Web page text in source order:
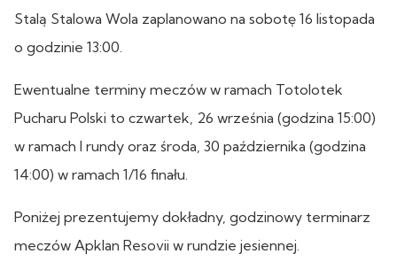
Stalą Stalowa Wola zaplanowano na sobotę 16 listopada
o godzinie 13:00.
Ewentualne terminy meczów w ramach Totolotek
Pucharu Polski to czwartek, 26 września (godzina 15:00)
w ramach I rundy oraz środa, 30 października (godzina
14:00) w ramach 1/16 finału.
Poniżej prezentujemy dokładny, godzinowy terminarz
meczów Apklan Resovii w rundzie jesiennej.